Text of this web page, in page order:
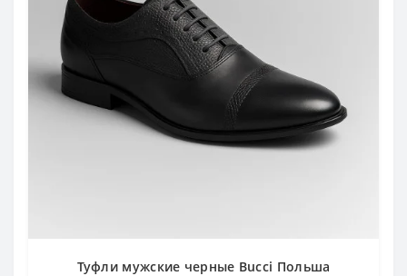
Туфли мужские черные Bucci Польша